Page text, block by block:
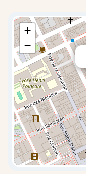
+
−